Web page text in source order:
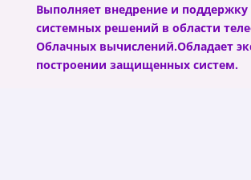
Выполняет внедрение и
системных решений в области
Облачных вычислений.Обладает
построении защищенных систем.